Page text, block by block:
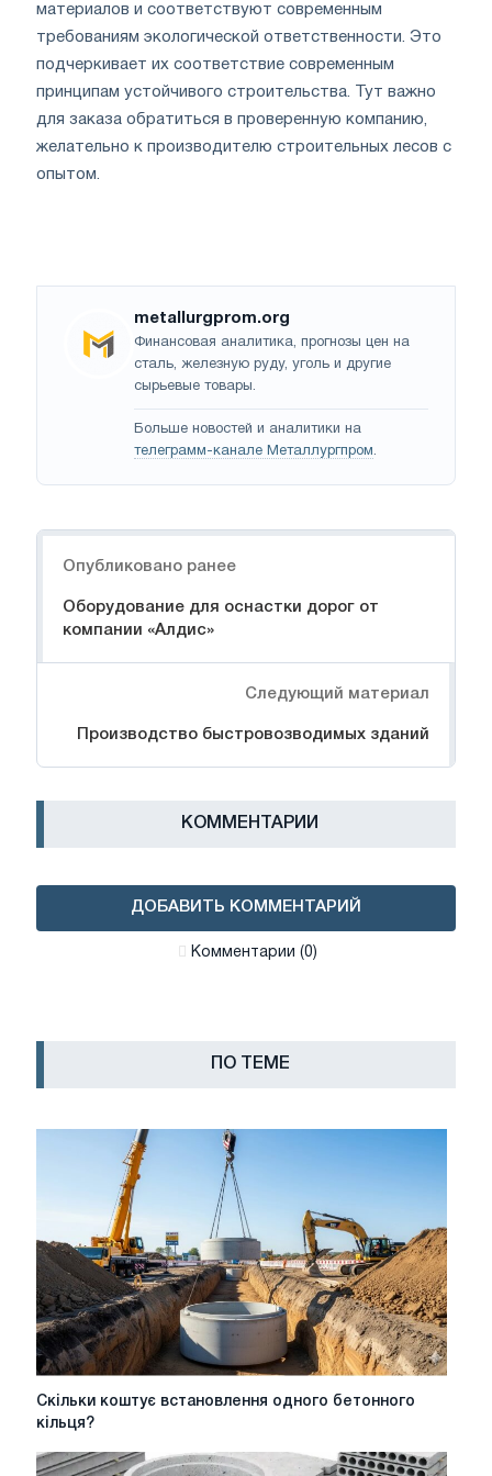
материалов и соответствуют современным
требованиям экологической ответственности. Это
подчеркивает их соответствие современным
принципам устойчивого строительства. Тут важно
для заказа обратиться в проверенную компанию,
желательно к производителю строительных лесов с
опытом.
metallurgprom.org
Финансовая аналитика, прогнозы цен на
сталь, железную руду, уголь и другие
сырьевые товары.
Больше новостей и аналитики на
телеграмм-канале Металлургпром.
Опубликовано ранее
Оборудование для оснастки дорог от
компании «Алдис»
Следующий материал
Производство быстровозводимых зданий
КОММЕНТАРИИ
ДОБАВИТЬ КОММЕНТАРИЙ
Комментарии (0)
ПО ТЕМЕ
Скільки
коштує
одного
Скільки коштує встановлення одного бетонного
кільця?